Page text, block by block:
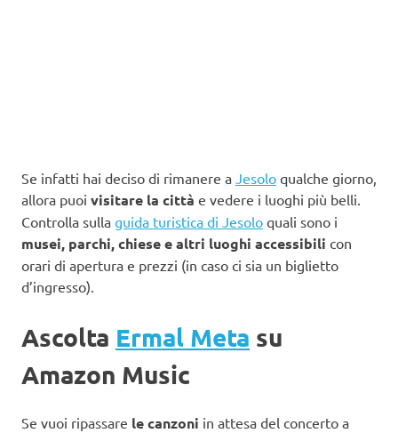
Se infatti hai deciso di rimanere a Jesolo qualche giorno,
allora puoi visitare la città e vedere i luoghi più belli.
Controlla sulla guida turistica di Jesolo quali sono i
musei, parchi, chiese e altri luoghi accessibili con
orari di apertura e prezzi (in caso ci sia un biglietto
d’ingresso).
Ascolta Ermal Meta su
Amazon Music
Se vuoi ripassare le canzoni in attesa del concerto a